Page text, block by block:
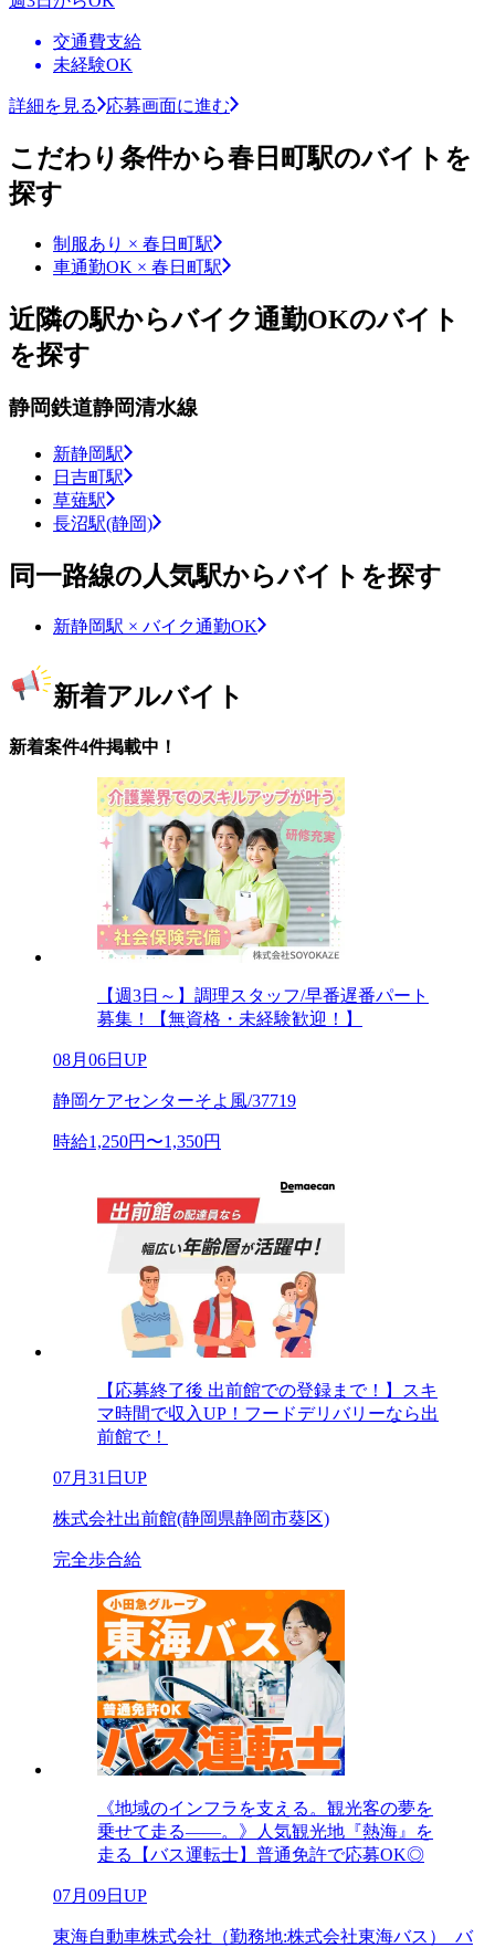
交通費支給
未経験OK
詳細を見る 応募画面に進む
こだわり条件から春日町駅のバイトを
探す
制服あり × 春日町駅
車通勤OK × 春日町駅
近隣の駅からバイク通勤OKのバイト
を探す
静岡鉄道静岡清水線
新静岡駅
日吉町駅
草薙駅
長沼駅(静岡)
同一路線の人気駅からバイトを探す
新静岡駅 × バイク通勤OK
新着アルバイト
新着案件4件掲載中！
【週3日～】調理スタッフ/早番遅番パート
募集！【無資格・未経験歓迎！】
08月06日UP
静岡ケアセンターそよ風/37719
時給1,250円〜1,350円
【応募終了後 出前館での登録まで！】スキ
マ時間で収入UP！フードデリバリーなら出
前館で！
07月31日UP
株式会社出前館(静岡県静岡市葵区)
完全歩合給
《地域のインフラを支える。観光客の夢を
乗せて走る――。》人気観光地『熱海』を
走る【バス運転士】普通免許で応募OK◎
07月09日UP
東海自動車株式会社（勤務地:株式会社東海バス）_バ